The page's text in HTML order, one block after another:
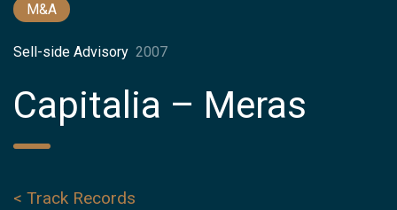
M&A
Sell-side Advisory 2007
Capitalia – Meras
< Track Records